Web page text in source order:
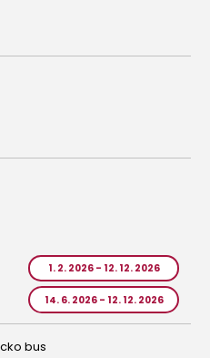
1. 2. 2026 - 12. 12. 2026
14. 6. 2026 - 12. 12. 2026
bus